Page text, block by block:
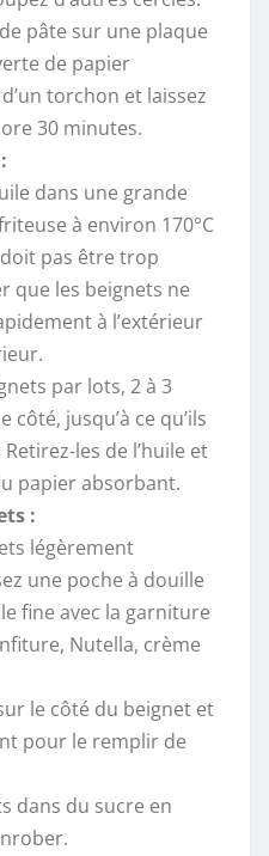
pâte sur une plaque
de papier
torchon et laissez
30 minutes.
dans une grande
à environ 170°C
doit pas être trop
que les beignets ne
à l’extérieur
par lots, 2 à 3
côté, jusqu’à ce qu’ils
les de l’huile et
papier absorbant.
:
légèrement
une poche à douille
fine avec la garniture
Nutella, crème
le côté du beignet et
pour le remplir de
dans du sucre en